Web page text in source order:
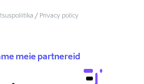
/ Privacy policy
meie partnereid